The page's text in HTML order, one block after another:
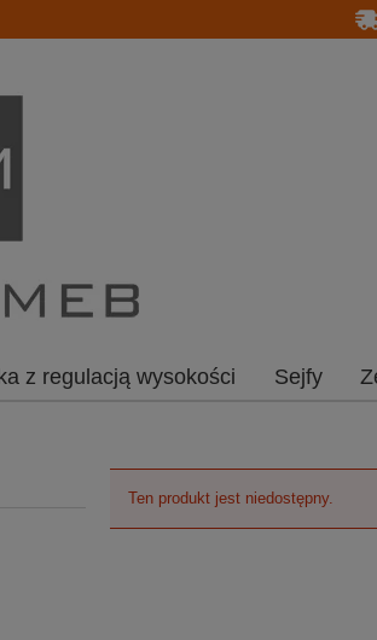
z regulacją wysokości Sejfy
Ten produkt jest niedostępny.